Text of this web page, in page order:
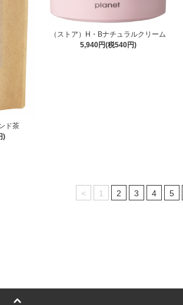
ド茶
)
（ストア）H・Bナチュラルクリーム
5,940円(税540円)
< 1 2 3 4 5